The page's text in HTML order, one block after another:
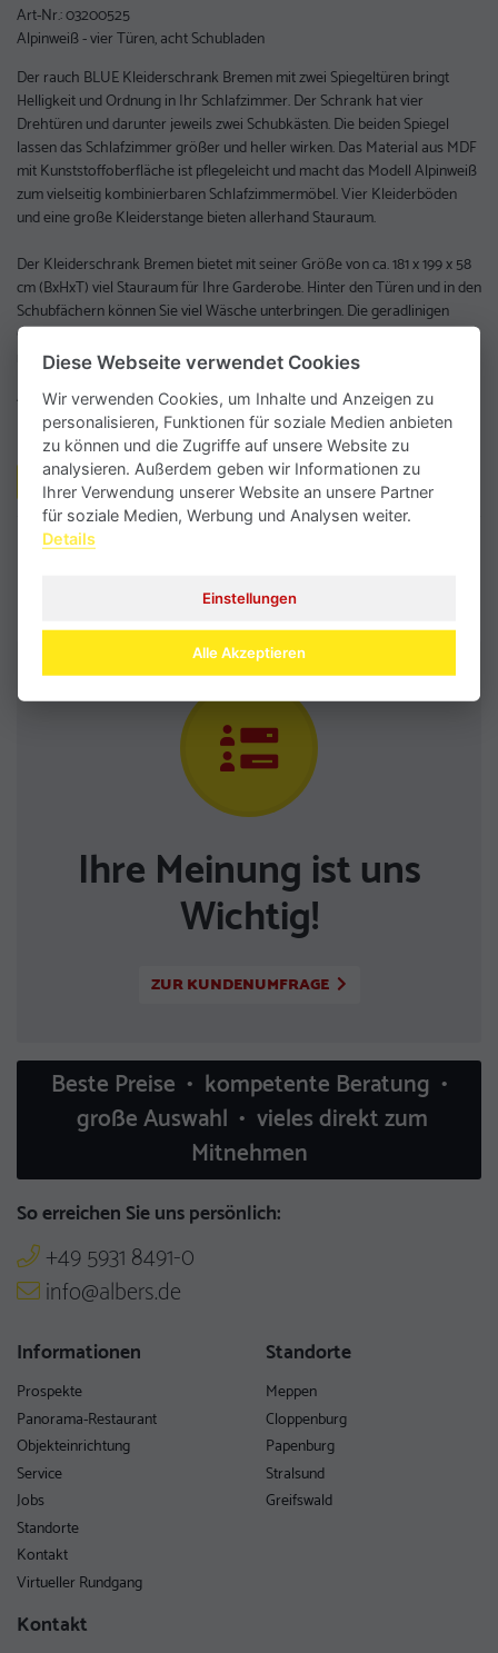
Art-Nr.:03200525
Alpinweiß - vier Türen, acht Schubladen
Der rauch BLUE Kleiderschrank Bremen mit zwei Spiegeltüren bringt
Helligkeit und Ordnung in Ihr Schlafzimmer. Der Schrank hat vier
Drehtüren und darunter jeweils zwei Schubkästen. Die beiden Spiegel
lassen das Schlafzimmer größer und heller wirken. Das Material aus MDF
mit Kunststoffoberfläche ist pflegeleicht und macht das Modell Alpinweiß
zum vielseitig kombinierbaren Schlafzimmermöbel. Vier Kleiderböden
und eine große Kleiderstange bieten allerhand Stauraum.
Der Kleiderschrank Bremen bietet mit seiner Größe von ca. 181 x 199 x 58
cm (BxHxT) viel Stauraum für Ihre Garderobe. Hinter den Türen und in den
Schubfächern können Sie viel Wäsche unterbringen. Die geradlinigen
Griffe runden das dezente Design ab. Der Schrank harmoniert mit
modernen sowie mit klassischen Möbeln.
Abmessungen B/H/T: 181 x 199 x 58 cm,
Nicht jeder Artikel ist in allen Filialen verfügbar.
Weitere Informationen anfordern
Zurück zur Übersicht
Ihre Meinung ist uns
Wichtig!
ZUR KUNDENUMFRAGE
Beste Preise • kompetente Beratung •
große Auswahl • vieles direkt zum
Mitnehmen
So erreichen Sie uns persönlich:
+49 5931 8491-0
info@albers.de
Informationen
Prospekte
Panorama-Restaurant
Objekteinrichtung
Service
Jobs
Standorte
Kontakt
Virtueller Rundgang
Standorte
Meppen
Cloppenburg
Papenburg
Stralsund
Greifswald
Kontakt
Diese Webseite verwendet Cookies
Wir verwenden Cookies, um Inhalte und Anzeigen zu
personalisieren, Funktionen für soziale Medien anbieten
zu können und die Zugriffe auf unsere Website zu
analysieren. Außerdem geben wir Informationen zu
Ihrer Verwendung unserer Website an unsere Partner
für soziale Medien, Werbung und Analysen weiter.
Details
Einstellungen
Alle Akzeptieren